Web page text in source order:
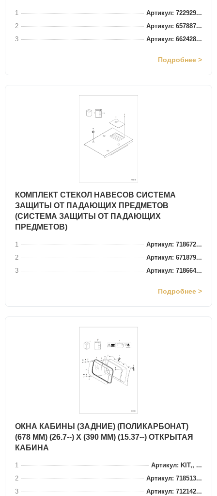
1
Артикул: 722929...
2
Артикул: 657887...
3
Артикул: 662428...
Подробнее >
КОМПЛЕКТ СТЕКОЛ НАВЕСОВ СИСТЕМА
ЗАЩИТЫ ОТ ПАДАЮЩИХ ПРЕДМЕТОВ
(СИСТЕМА ЗАЩИТЫ ОТ ПАДАЮЩИХ
ПРЕДМЕТОВ)
1
Артикул: 718672...
2
Артикул: 671879...
3
Артикул: 718664...
Подробнее >
ОКНА КАБИНЫ (ЗАДНИЕ) (ПОЛИКАРБОНАТ)
(678 ММ) (26.7--) X (390 ММ) (15.37--) ОТКРЫТАЯ
КАБИНА
1
Артикул: KIT,, ...
2
Артикул: 718513...
3
Артикул: 712142...